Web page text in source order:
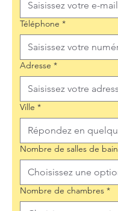
Téléphone *
Adresse *
Ville *
Nombre de salles de bain
Nombre de chambres *